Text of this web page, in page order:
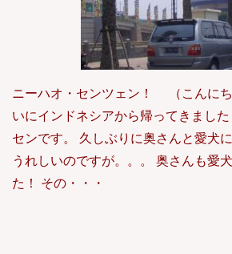
ニーハオ・センツェン！ （こんに
いにインドネシアから帰ってきまし
センです。 久しぶりに奥さんと愛犬
うれしいのですが。。。 奥さんも愛
た！ その・・・